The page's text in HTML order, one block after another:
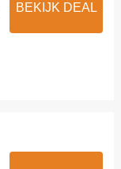
BEKIJK DEAL